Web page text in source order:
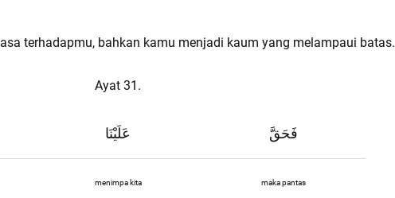
terhadapmu, bahkan kamu menjadi kaum yang melampaui batas.
Ayat 31.
عَلَيْنَا فَحَقَّ
menimpa kita maka pantas